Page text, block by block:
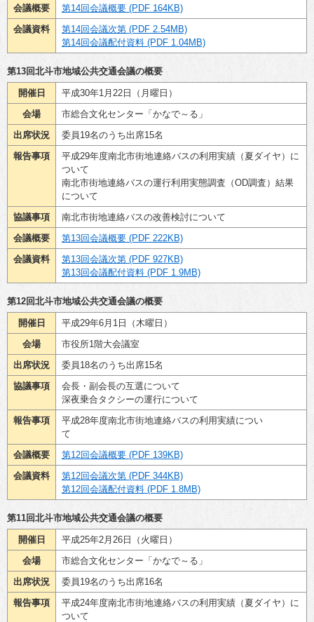
会議概要
第14回会議概要 (PDF 164KB)
会議資料
第14回会議次第 (PDF 2.54MB)
第14回会議配付資料 (PDF 1.04MB)
第13回北斗市地域公共交通会議の概要
開催日
平成30年1月22日（月曜日）
会場
市総合文化センター「かなで～る」
出席状況
委員19名のうち出席15名
報告事項
平成29年度南北市街地連絡バスの利用実績（夏ダイヤ）に
ついて
南北市街地連絡バスの運行利用実態調査（OD調査）結果
について
協議事項
南北市街地連絡バスの改善検討について
会議概要
第13回会議概要 (PDF 222KB)
会議資料
第13回会議次第 (PDF 927KB)
第13回会議配付資料 (PDF 1.9MB)
第12回北斗市地域公共交通会議の概要
開催日
平成29年6月1日（木曜日）
会場
市役所1階大会議室
出席状況
委員18名のうち出席15名
協議事項
会長・副会長の互選について
深夜乗合タクシーの運行について
報告事項
平成28年度南北市街地連絡バスの利用実績につい
て
会議概要
第12回会議概要 (PDF 139KB)
会議資料
第12回会議次第 (PDF 344KB)
第12回会議配付資料 (PDF 1.8MB)
第11回北斗市地域公共交通会議の概要
開催日
平成25年2月26日（火曜日）
会場
市総合文化センター「かなで～る」
出席状況
委員19名のうち出席16名
報告事項
平成24年度南北市街地連絡バスの利用実績（夏ダイヤ）に
ついて